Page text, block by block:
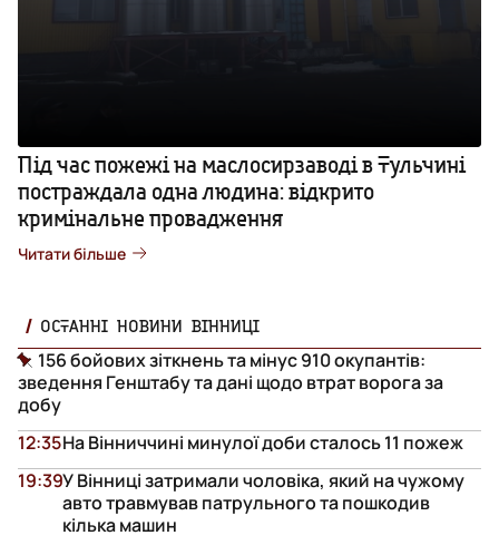
Під час пожежі на маслосирзаводі в Тульчині
постраждала одна людина: відкрито
кримінальне провадження
Читати більше
ОСТАННІ НОВИНИ ВІННИЦІ
156 бойових зіткнень та мінус 910 окупантів:
зведення Генштабу та дані щодо втрат ворога за
добу
На Вінниччині минулої доби сталось 11 пожеж
12:35
У Вінниці затримали чоловіка, який на чужому
авто травмував патрульного та пошкодив
кілька машин
19:39